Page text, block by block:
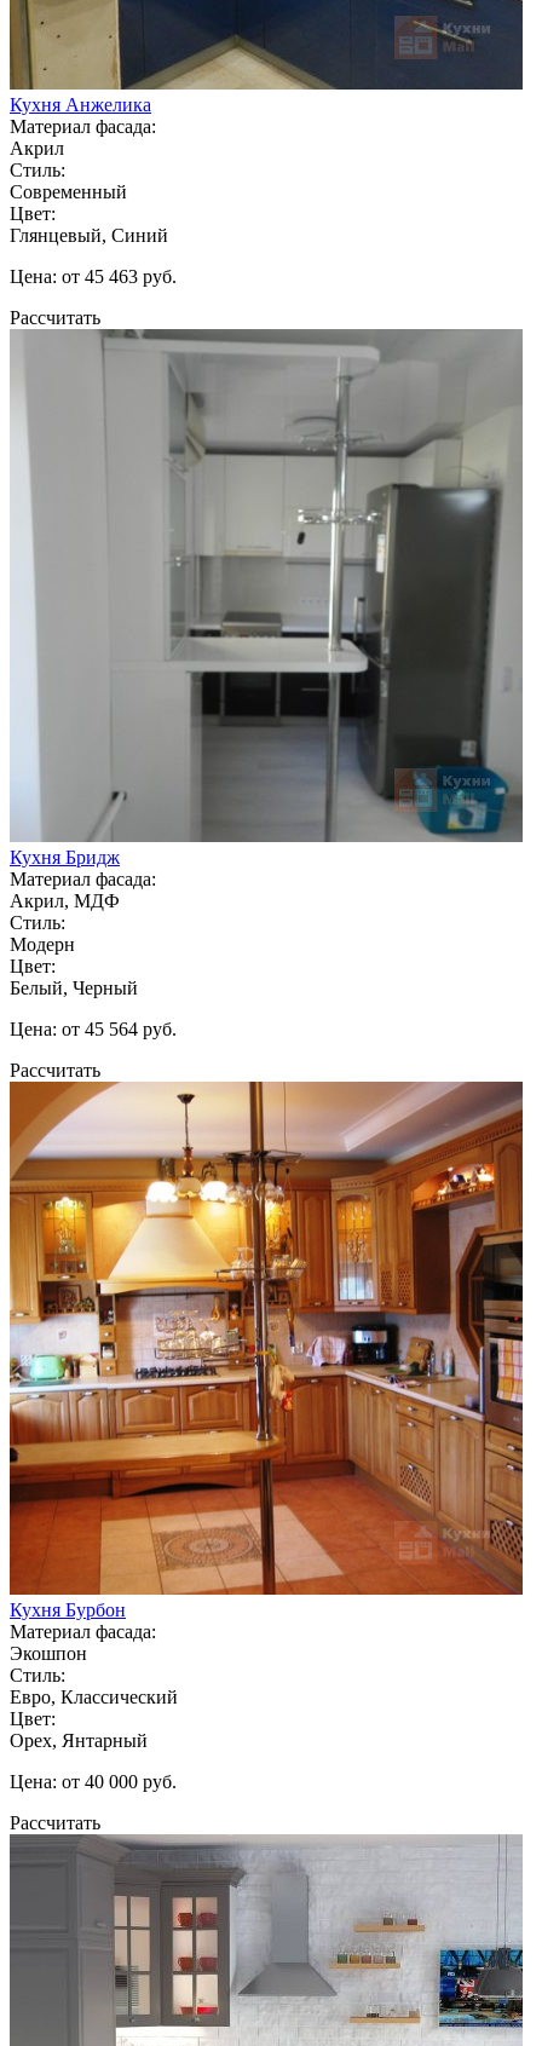
Кухня Анжелика
Материал фасада:
Акрил
Стиль:
Современный
Цвет:
Глянцевый, Синий
Цена: от 45 463 руб.
Рассчитать
Кухня Бридж
Материал фасада:
Акрил, МДФ
Стиль:
Модерн
Цвет:
Белый, Черный
Цена: от 45 564 руб.
Рассчитать
Кухня Бурбон
Материал фасада:
Экошпон
Стиль:
Евро, Классический
Цвет:
Орех, Янтарный
Цена: от 40 000 руб.
Рассчитать